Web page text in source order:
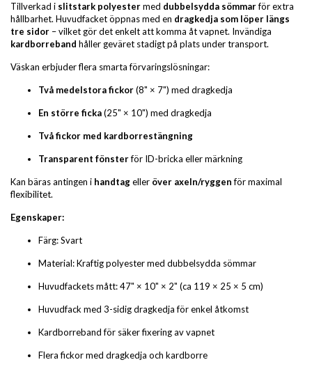
Tillverkad i slitstark polyestermed dubbelsydda sömmarför extra
hållbarhet. Huvudfacket öppnas med en dragkedja som löper längs
tre sidor – vilket gör det enkelt att komma åt vapnet. Invändiga
kardborreband håller geväret stadigt på plats under transport.
Väskan erbjuder flera smarta förvaringslösningar:
Två medelstora fickor(8" × 7") med dragkedja
En större ficka(25" × 10") med dragkedja
Två fickor med kardborrestängning
Transparent fönsterför ID-bricka eller märkning
Kan bäras antingen i handtageller över axeln/ryggenför maximal
flexibilitet.
Egenskaper:
Färg: Svart
Material: Kraftig polyester med dubbelsydda sömmar
Huvudfackets mått: 47" × 10" × 2" (ca 119 × 25 × 5 cm)
Huvudfack med 3-sidig dragkedja för enkel åtkomst
Kardborreband för säker fixering av vapnet
Flera fickor med dragkedja och kardborre